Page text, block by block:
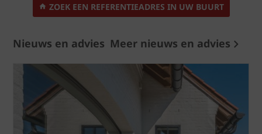
ZOEK EEN REFERENTIEADRES IN UW BUURT
Nieuws en advies Meer nieuws en advies